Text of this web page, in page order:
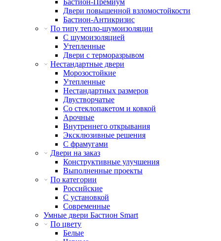
Бастион-Премиум
Двери повышенной взломостойкости
Бастион-Антикризис
По типу тепло-шумоизоляции
С шумоизоляцией
Утепленные
Двери с терморазрывом
Нестандартные двери
Морозостойкие
Утепленные
Нестандартных размеров
Двустворчатые
Со стеклопакетом и ковкой
Арочные
Внутреннего открывания
Эксклюзивные решения
С фрамугами
Двери на заказ
Конструктивные улучшения
Выполненные проекты
По категории
Российские
С установкой
Современные
Умные двери Бастион Smart
По цвету
Белые